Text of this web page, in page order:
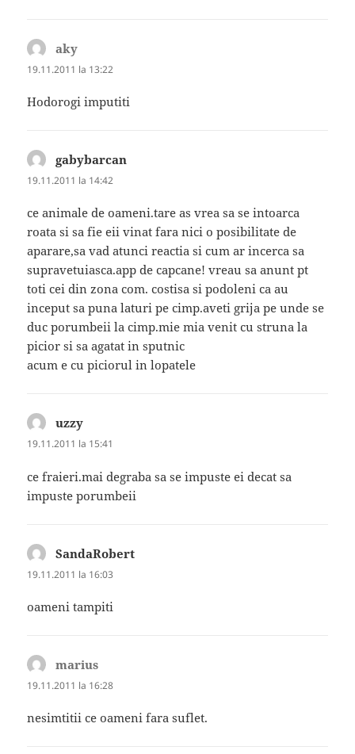
aky
19.11.2011 la 13:22
Hodorogi imputiti
gabybarcan
19.11.2011 la 14:42
ce animale de oameni.tare as vrea sa se intoarca
roata si sa fie eii vinat fara nici o posibilitate de
aparare,sa vad atunci reactia si cum ar incerca sa
supravetuiasca.app de capcane! vreau sa anunt pt
toti cei din zona com. costisa si podoleni ca au
inceput sa puna laturi pe cimp.aveti grija pe unde se
duc porumbeii la cimp.mie mia venit cu struna la
picior si sa agatat in sputnic
acum e cu piciorul in lopatele
uzzy
19.11.2011 la 15:41
ce fraieri.mai degraba sa se impuste ei decat sa
impuste porumbeii
SandaRobert
19.11.2011 la 16:03
oameni tampiti
marius
19.11.2011 la 16:28
nesimtitii ce oameni fara suflet.